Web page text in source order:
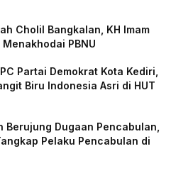
Cholil Bangkalan, KH Imam
PBNU
Partai Demokrat Kota Kediri,
Biru Indonesia Asri di HUT
Berujung Dugaan Pencabulan,
Pelaku Pencabulan di